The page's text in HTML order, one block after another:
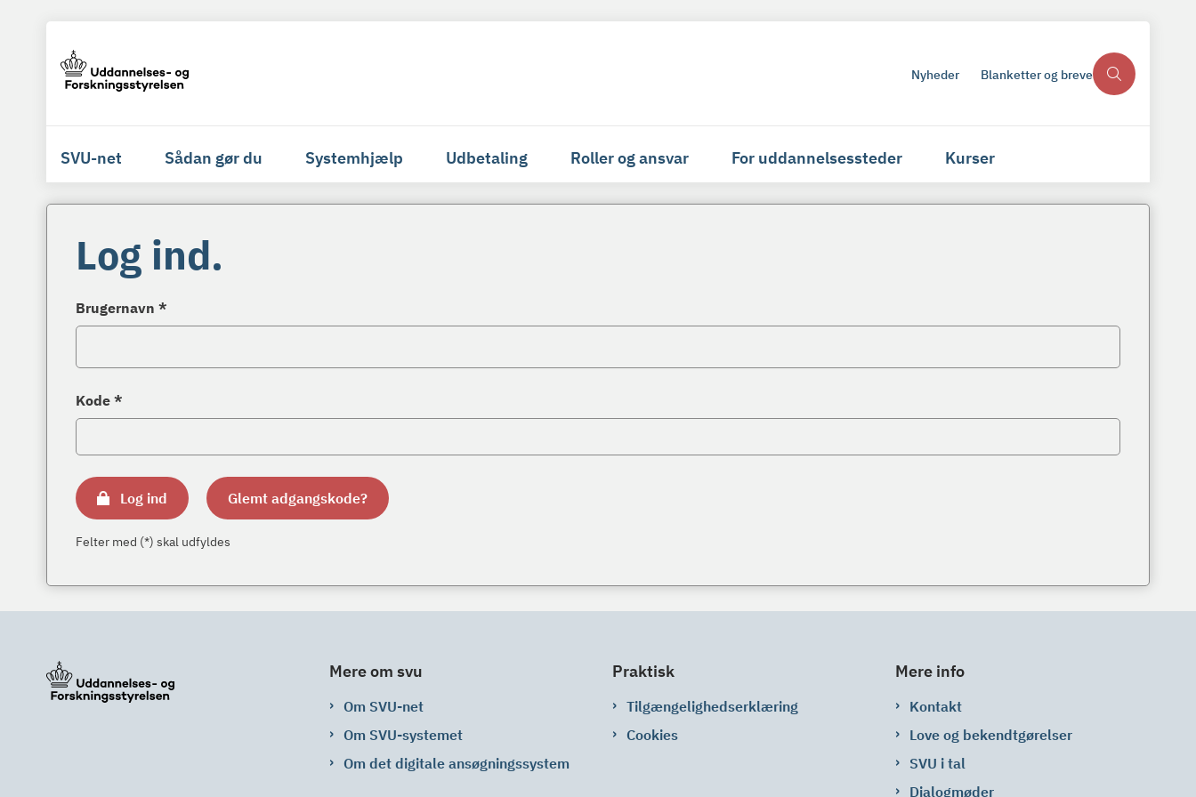
Nyheder Blanketter og breve
SVU-net Sådan gør du Systemhjælp Udbetaling Roller og ansvar For uddannelsessteder Kurser
Log ind.
Brugernavn *
Kode *
Log ind Glemt adgangskode?
Felter med (*) skal udfyldes
Mere om svu
Om SVU-net
Om SVU-systemet
Om det digitale ansøgningssystem
Praktisk
Tilgængelighedserklæring
Cookies
Mere info
Kontakt
Love og bekendtgørelser
SVU i tal
Dialogmøder